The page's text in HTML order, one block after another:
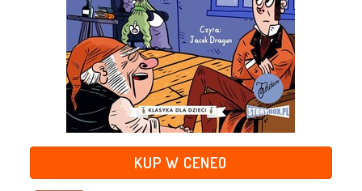
KUP W CENEO